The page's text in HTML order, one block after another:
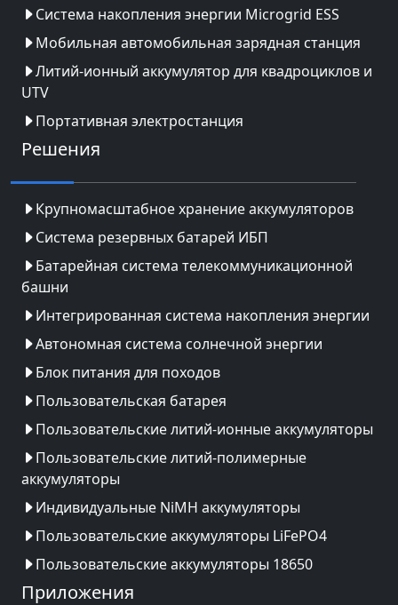
Система накопления энергии Microgrid ESS
Мобильная автомобильная зарядная станция
Литий-ионный аккумулятор для квадроциклов и
UTV
Портативная электростанция
Решения
Крупномасштабное хранение аккумуляторов
Система резервных батарей ИБП
Батарейная система телекоммуникационной
башни
Интегрированная система накопления энергии
Автономная система солнечной энергии
Блок питания для походов
Пользовательская батарея
Пользовательские литий-ионные аккумуляторы
Пользовательские литий-полимерные
аккумуляторы
Индивидуальные NiMH аккумуляторы
Пользовательские аккумуляторы LiFePO4
Пользовательские аккумуляторы 18650
Приложения